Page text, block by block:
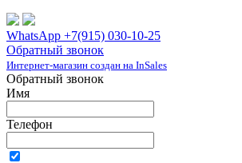
WhatsApp +7(915) 030-10-25
Обратный звонок
Интернет-магазин создан на InSales
Обратный звонок
Имя
Телефон